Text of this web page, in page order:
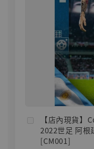
【店內現貨
2022世足 阿
[CM001]